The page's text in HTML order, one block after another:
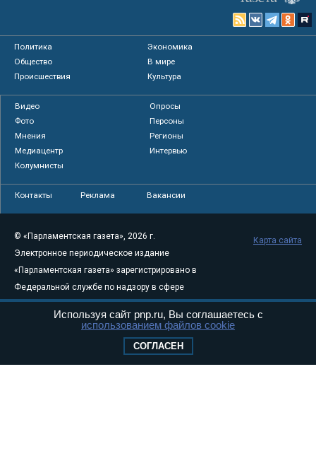
Политика
Экономика
Общество
В мире
Происшествия
Культура
Видео
Опросы
Фото
Персоны
Мнения
Регионы
Медиацентр
Интервью
Колумнисты
Контакты Реклама Вакансии
© «Парламентская газета», 2026 г.
Электронное периодическое издание
«Парламентская газета» зарегистрировано в
Федеральной службе по надзору в сфере
связи, информационных технологий и
массовых коммуникаций (Роскомнадзор) 05
Свидетельство о регистрации Эл № ФС77-
Карта сайта
Используя сайт pnp.ru, Вы соглашаетесь с
использованием файлов cookie
СОГЛАСЕН